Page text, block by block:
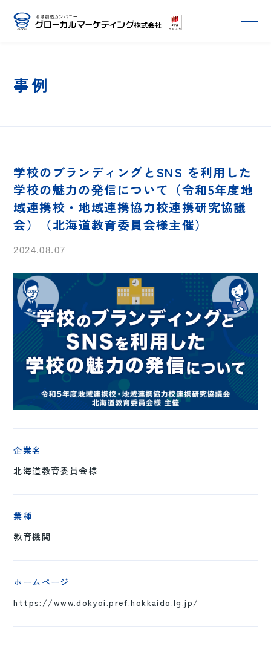
事例
学校のブランディングとSNS を利用した
学校の魅力の発信について（令和5年度地
域連携校・地域連携協力校連携研究協議
会）（北海道教育委員会様主催）
2024.08.07
企業名
北海道教育委員会様
業種
教育機関
ホームページ
https://www.dokyoi.pref.hokkaido.lg.jp/